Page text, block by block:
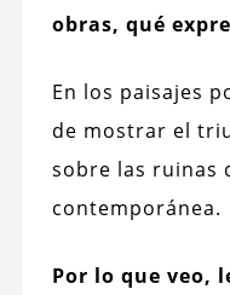
obras, qué
En los paisajes
de mostrar el
sobre las ruinas
contemporánea.
Por lo que veo,